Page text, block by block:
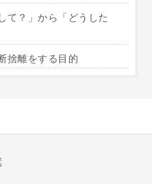
て？」から「どうした
捨離をする目的